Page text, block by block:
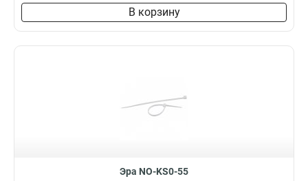
В корзину
Эра NO-KS0-55